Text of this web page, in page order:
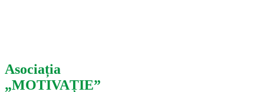
Asociația
„MOTIVAȚIE”